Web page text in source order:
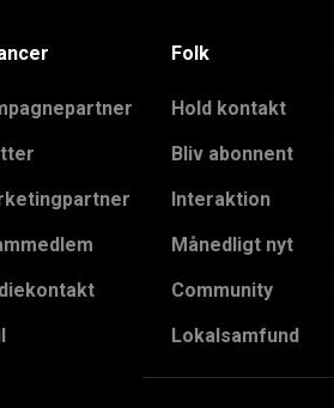
Folk
Hold kontakt
Bliv abonnent
Interaktion
Månedligt nyt
Community
Lokalsamfund